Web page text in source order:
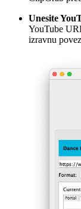
Unesite
YouTube
izravnu